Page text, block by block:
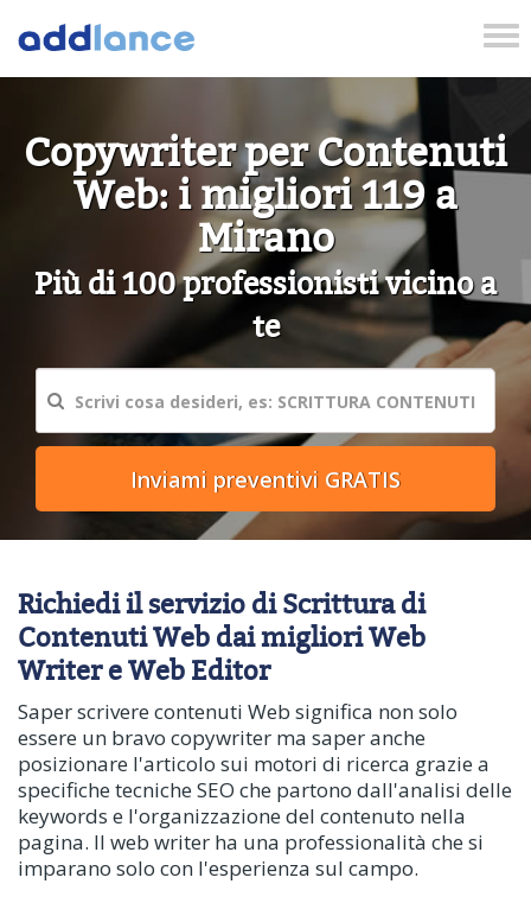
Copywriter per Contenuti
Web: i migliori 119 a
Mirano
Più di 100 professionisti vicino a
te
Richiedi il servizio di Scrittura di
Contenuti Web dai migliori Web
Writer e Web Editor
Saper scrivere contenuti Web significa non solo
essere un bravo copywriter ma saper anche
posizionare l'articolo sui motori di ricerca grazie a
specifiche tecniche SEO che partono dall'analisi delle
keywords e l'organizzazione del contenuto nella
pagina. Il web writer ha una professionalità che si
imparano solo con l'esperienza sul campo.